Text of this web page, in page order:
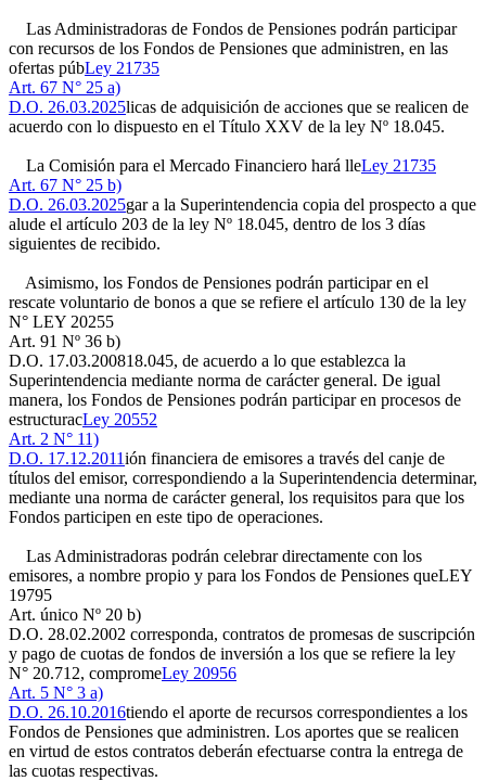
Las Administradoras de Fondos de Pensiones podrán participar
con recursos de los Fondos de Pensiones que administren, en las
ofertas púbLey 21735
Art. 67 N° 25 a)
D.O. 26.03.2025licas de adquisición de acciones que se realicen de
acuerdo con lo dispuesto en el Título XXV de la ley Nº 18.045.
La Comisión para el Mercado Financiero hará lleLey 21735
Art. 67 N° 25 b)
D.O. 26.03.2025gar a la Superintendencia copia del prospecto a que
alude el artículo 203 de la ley Nº 18.045, dentro de los 3 días
siguientes de recibido.
Asimismo, los Fondos de Pensiones podrán participar en el
rescate voluntario de bonos a que se refiere el artículo 130 de la ley
N° LEY 20255
Art. 91 Nº 36 b)
D.O. 17.03.200818.045, de acuerdo a lo que establezca la
Superintendencia mediante norma de carácter general. De igual
manera, los Fondos de Pensiones podrán participar en procesos de
estructuracLey 20552
Art. 2 N° 11)
D.O. 17.12.2011ión financiera de emisores a través del canje de
títulos del emisor, correspondiendo a la Superintendencia determinar,
mediante una norma de carácter general, los requisitos para que los
Fondos participen en este tipo de operaciones.
Las Administradoras podrán celebrar directamente con los
emisores, a nombre propio y para los Fondos de Pensiones queLEY
19795
Art. único Nº 20 b)
D.O. 28.02.2002 corresponda, contratos de promesas de suscripción
y pago de cuotas de fondos de inversión a los que se refiere la ley
N° 20.712, compromeLey 20956
Art. 5 N° 3 a)
D.O. 26.10.2016tiendo el aporte de recursos correspondientes a los
Fondos de Pensiones que administren. Los aportes que se realicen
en virtud de estos contratos deberán efectuarse contra la entrega de
las cuotas respectivas.